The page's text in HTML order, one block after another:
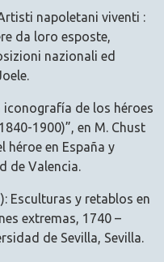
napoletani viventi :
da loro esposte,
nazionali ed
iconografía de los héroes
1900)”, en M. Chust
héroe en España y
de Valencia.
Esculturas y retablos en
extremas, 1740 –
de Sevilla, Sevilla.